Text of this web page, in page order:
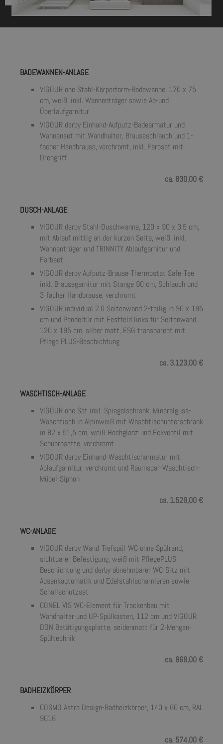
BADEWANNEN-ANLAGE
VIGOUR one Stahl-Körperform-Badewanne, 170 x 75
cm, weiß, inkl. Wannenträger sowie Ab-und
Überlaufgarnitur
VIGOUR derby Einhand-Aufputz-Badearmatur und
Wannenset mit Wandhalter, Brauseschlauch und 1-
facher Handbrause, verchromt, inkl. Farbset mit
Drehgriff
ca. 830,00 €
DUSCH-ANLAGE
VIGOUR derby Stahl-Duschwanne, 120 x 90 x 3,5 cm,
mit Ablauf mittig an der kurzen Seite, weiß, inkl.
Wannenträger und TRINNITY Ablaufgarnitur und
Farbset
VIGOUR derby Aufputz-Brause-Thermostat Safe-Tee
inkl. Brausegarnitur mit Stange 90 cm, Schlauch und
3-facher Handbrause, verchromt
VIGOUR individual 2.0 Seitenwand 2-teilig in 90 x 195
cm und Pendeltür mit Festfeld links für Seitenwand,
120 x 195 cm, silber matt, ESG transparent mit
Pflege PLUS-Beschichtung
ca. 3.123,00 €
WASCHTISCH-ANLAGE
VIGOUR one Set inkl. Spiegelschrank, Mineralguss-
Waschtisch in Alpinweiß mit Waschtischunterschrank
in 82 x 51,5 cm, weiß Hochglanz und Eckventil mit
Schubrosette, verchromt
VIGOUR derby Einhand-Waschtischarmatur mit
Ablaufgarnitur, verchromt und Raumspar-Waschtisch-
Möbel-Siphon
ca. 1.529,00 €
WC-ANLAGE
VIGOUR derby Wand-Tiefspül-WC ohne Spülrand,
sichtbarer Befestigung, weiß mit PflegePLUS-
Beschichtung und derby abnehmbarer WC-Sitz mit
Absenkautomatik und Edelstahlscharnieren sowie
Schallschutzset
CONEL VIS WC-Element für Trockenbau mit
Wandhalter und UP-Spülkasten, 112 cm und VIGOUR
DON Betätigungsplatte, seidenmatt für 2-Mengen-
Spültechnik
ca. 969,00 €
BADHEIZKÖRPER
COSMO Astro Design-Badheizkörper, 140 x 60 cm, RAL
9016
ca. 574,00 €